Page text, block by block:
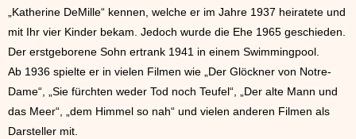
„Katherine DeMille“ kennen, welche er im Jahre 1937 heiratete und
mit Ihr vier Kinder bekam. Jedoch wurde die Ehe 1965 geschieden.
Der erstgeborene Sohn ertrank 1941 in einem Swimmingpool.
Ab 1936 spielte er in vielen Filmen wie „Der Glöckner von Notre-
Dame“, „Sie fürchten weder Tod noch Teufel“, „Der alte Mann und
das Meer“, „dem Himmel so nah“ und vielen anderen Filmen als
Darsteller mit.